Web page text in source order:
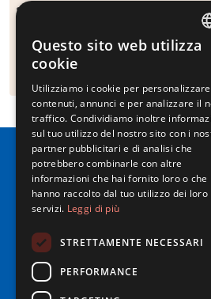
saranno più modificabili.
Invia
CF e P. Iva 00183410653 / REA di RE n°277595.
Ufficio del Registro: Camera di Commercio
Agricoltura di Reggio Emilia.
Cap. Soc. € 43.935.050,00 i.v.
Questo sito web utilizza
cookie
Utilizziamo i cookie per personalizzare
contenuti, annunci e per analizzare il
traffico. Condividiamo inoltre
sul tuo utilizzo del nostro sito con i
partner pubblicitari e di analisi che
potrebbero combinarle con altre
informazioni che hai fornito loro o che
hanno raccolto dal tuo utilizzo dei loro
servizi. Leggi di più
STRETTAMENTE NECESSARI
PERFORMANCE